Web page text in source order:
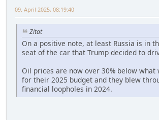
09. April 2025, 08:19:40
Zitat
On a positive note, at least Russia is in
seat of the car that Trump decided to
Oil prices are now over 30% below what
for their 2025 budget and they blew
financial loopholes in 2024.